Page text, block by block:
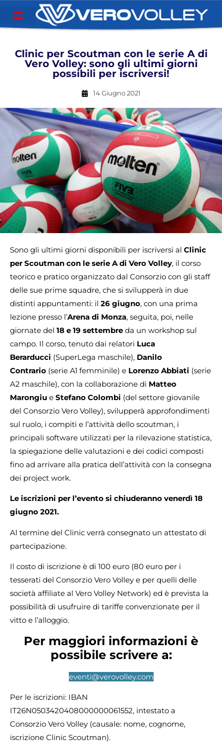
Clinic per Scoutman con le serie A di
Vero Volley: sono gli ultimi giorni
possibili per iscriversi!
14 Giugno 2021
Sono gli ultimi giorni disponibili per iscriversi al Clinic
per Scoutman con le serie A di Vero Volley, il corso
teorico e pratico organizzato dal Consorzio con gli staff
delle sue prime squadre, che si svilupperà in due
distinti appuntamenti: il 26 giugno, con una prima
lezione presso l’Arena di Monza, seguita, poi, nelle
giornate del 18 e 19 settembre da un workshop sul
campo. Il corso, tenuto dai relatori Luca
Berarducci (SuperLega maschile), Danilo
Contrario (serie A1 femminile) e Lorenzo Abbiati (serie
A2 maschile), con la collaborazione di Matteo
Marongiu e Stefano Colombi (del settore giovanile
del Consorzio Vero Volley), svilupperà approfondimenti
sul ruolo, i compiti e l’attività dello scoutman, i
principali software utilizzati per la rilevazione statistica,
la spiegazione delle valutazioni e dei codici composti
fino ad arrivare alla pratica dell’attività con la consegna
dei project work.
Le iscrizioni per l’evento si chiuderanno venerdì 18
giugno 2021.
Al termine del Clinic verrà consegnato un attestato di
partecipazione.
Il costo di iscrizione è di 100 euro (80 euro per i
tesserati del Consorzio Vero Volley e per quelli delle
società affiliate al Vero Volley Network) ed è prevista la
possibilità di usufruire di tariffe convenzionate per il
vitto e l’alloggio.
Per maggiori informazioni è
possibile scrivere a:
eventi@verovolley.com
Per le iscrizioni: IBAN
IT26N0503420408000000061552, intestato a
Consorzio Vero Volley (causale: nome, cognome,
iscrizione Clinic Scoutman).